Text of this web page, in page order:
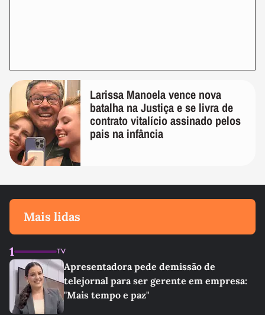
Larissa Manoela vence nova
batalha na Justiça e se livra de
contrato vitalício assinado pelos
pais na infância
Mais lidas
1 TV
Apresentadora pede demissão de
telejornal para ser gerente em empresa:
"Mais tempo e paz"